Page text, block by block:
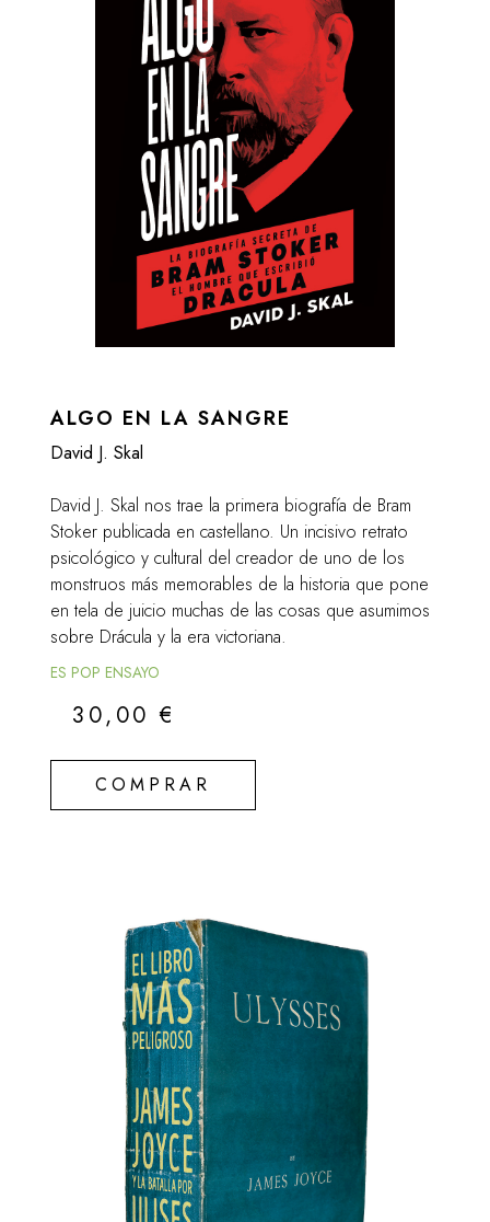
ALGO EN LA SANGRE
David J. Skal
David J. Skal nos trae la primera biografía de Bram
Stoker publicada en castellano. Un incisivo retrato
psicológico y cultural del creador de uno de los
monstruos más memorables de la historia que pone
en tela de juicio muchas de las cosas que asumimos
sobre Drácula y la era victoriana.
ES POP ENSAYO
30,00€
COMPRAR